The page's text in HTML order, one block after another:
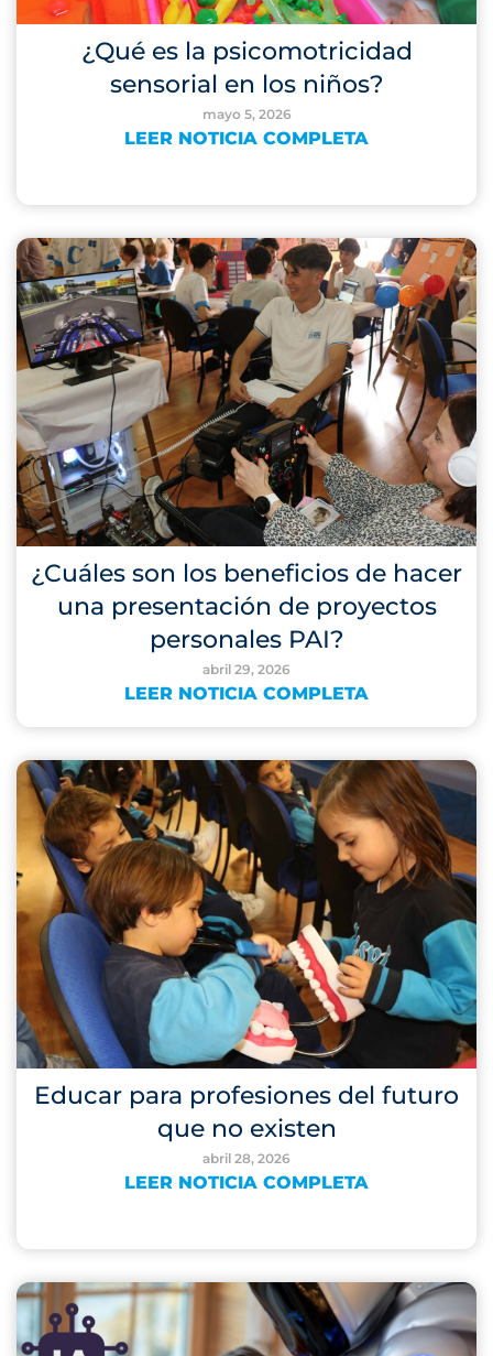
¿Qué es la psicomotricidad
sensorial en los niños?
mayo 5, 2026
LEER NOTICIA COMPLETA
¿Cuáles son los beneficios de hacer
una presentación de proyectos
personales PAI?
abril 29, 2026
LEER NOTICIA COMPLETA
Educar para profesiones del futuro
que no existen
abril 28, 2026
LEER NOTICIA COMPLETA